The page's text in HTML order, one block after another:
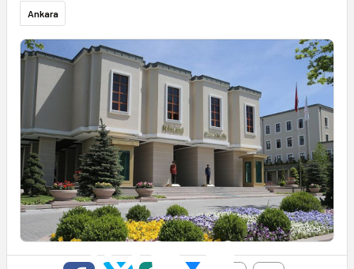
Ankara